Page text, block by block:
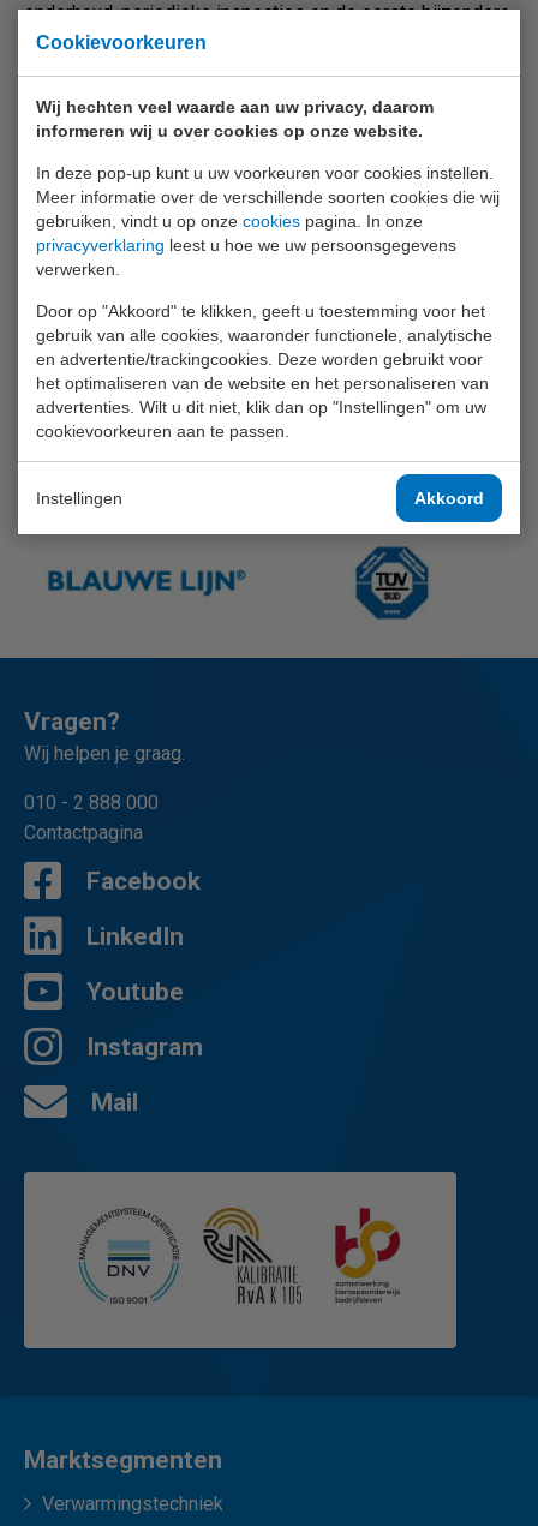
Cookievoorkeuren
Wij hechten veel waarde aan uw privacy, daarom
informeren wij u over cookies op onze website.
In deze pop-up kunt u uw voorkeuren voor cookies instellen.
Meer informatie over de verschillende soorten cookies die wij
gebruiken, vindt u op onze cookies pagina. In onze
privacyverklaring leest u hoe we uw persoonsgegevens
verwerken.
Door op "Akkoord" te klikken, geeft u toestemming voor het
gebruik van alle cookies, waaronder functionele, analytische
en advertentie/trackingcookies. Deze worden gebruikt voor
het optimaliseren van de website en het personaliseren van
advertenties. Wilt u dit niet, klik dan op "Instellingen" om uw
cookievoorkeuren aan te passen.
Instellingen Akkoord
onderhoud, periodieke inspecties en de eerste bijzondere
inspectie volgens SCIOS scope 1 t/m 6. Door de
geïntegreerde peltierkoeler is het instrument geschikt
voor langdurige metingen en nauwkeurige NOx-metingen.
De behuizing van het instrument bestaat uit een zeer
sterke lucht-, stof- en waterdichte koffer (Pelicase), wat
dit toestel de meest robuuste en compacte analyser in
zijn klasse maakt.
Inbegrepen accessoires
De Maxilyzer NG Plus wordt geleverd met een verwarmde
monsternameslang, compleet accessoirepakket en geldig
kalibratiecertificaat.
Vragen?
Wij helpen je graag.
010 - 2 888 000
Contactpagina
Facebook
LinkedIn
Youtube
Instagram
Mail
Marktsegmenten
Verwarmingstechniek